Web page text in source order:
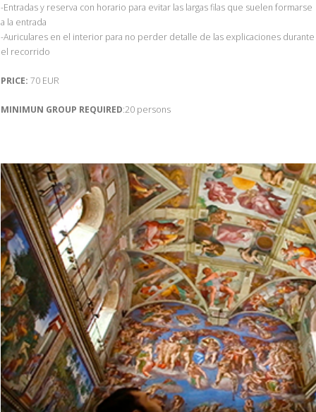
-Entradas y reserva con horario para evitar las largas filas que suelen formarse
a la entrada
-Auriculares en el interior para no perder detalle de las explicaciones durante
el recorrido
PRICE: 70 EUR
MINIMUN GROUP REQUIRED:20 persons